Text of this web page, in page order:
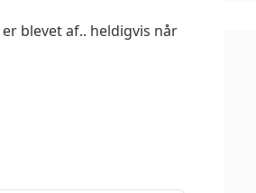
blevet af.. heldigvis når